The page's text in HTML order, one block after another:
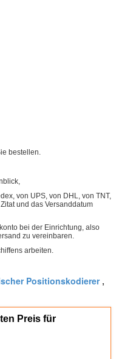
bestellen.
von UPS, von DHL, von TNT,
und das Versanddatum
bei der Einrichtung, also
zu vereinbaren.
arbeiten.
Positionskodierer,
Preis für